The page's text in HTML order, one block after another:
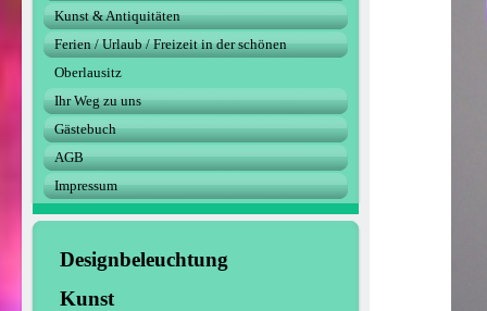
Kunst & Antiquitäten
Ferien / Urlaub / Freizeit in der schönen
Oberlausitz
Ihr Weg zu uns
Gästebuch
AGB
Impressum
Designbeleuchtung
Kunst